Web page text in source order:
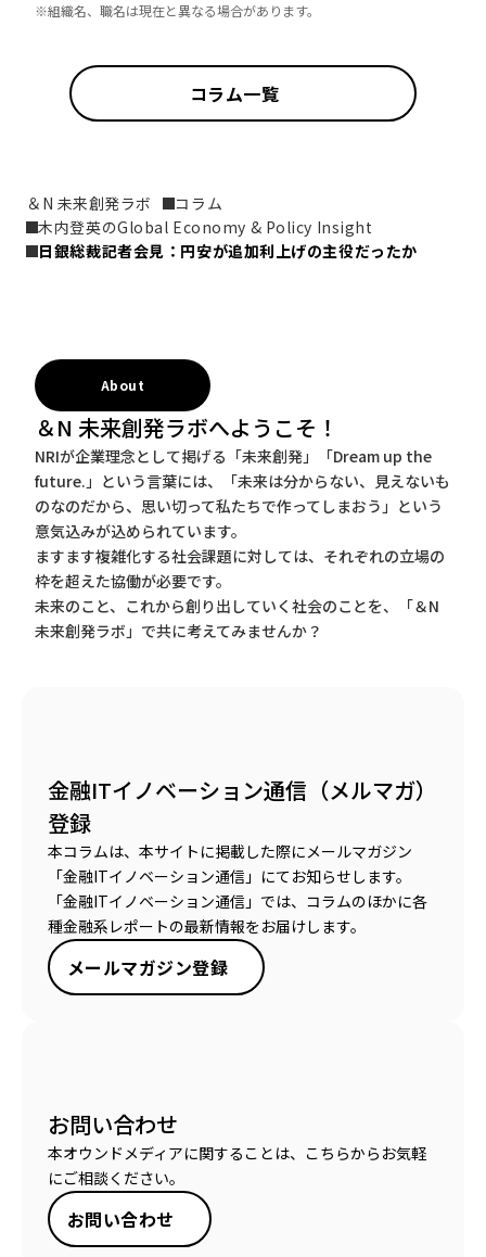
※組織名、職名は現在と異なる場合があります。
コラム一覧
＆N 未来創発ラボ
コラム
木内登英のGlobal Economy & Policy Insight
日銀総裁記者会見：円安が追加利上げの主役だったか
About
＆N 未来創発ラボへようこそ！
NRIが企業理念として掲げる「未来創発」「Dream up the
future.」という言葉には、「未来は分からない、見えないも
のなのだから、思い切って私たちで作ってしまおう」という
意気込みが込められています。
ますます複雑化する社会課題に対しては、それぞれの立場の
枠を超えた協働が必要です。
未来のこと、これから創り出していく社会のことを、「＆N
未来創発ラボ」で共に考えてみませんか？
金融ITイノベーション通信（メルマガ）
登録
本コラムは、本サイトに掲載した際にメールマガジン
「金融ITイノベーション通信」にてお知らせします。
「金融ITイノベーション通信」では、コラムのほかに各
種金融系レポートの最新情報をお届けします。
メールマガジン登録
お問い合わせ
本オウンドメディアに関することは、こちらからお気軽
にご相談ください。
お問い合わせ